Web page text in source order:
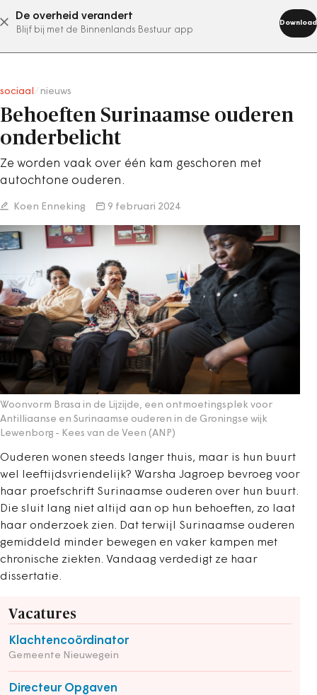
De overheid verandert
Blijf bij met de Binnenlands Bestuur app
Download
abonneer nu
sociaal nieuws
Behoeften Surinaamse ouderen
onderbelicht
Ze worden vaak over één kam geschoren met
autochtone ouderen.
Koen Enneking 9 februari 2024
Woonvorm Brasa in de Lijzijde, een ontmoetingsplek voor
Antilliaanse en Surinaamse ouderen in de Groningse wijk
Lewenborg - Kees van de Veen (ANP)
Ouderen wonen steeds langer thuis, maar is hun buurt
wel leeftijdsvriendelijk? Warsha Jagroep bevroeg voor
haar proefschrift Surinaamse ouderen over hun buurt.
Die sluit lang niet altijd aan op hun behoeften, zo laat
haar onderzoek zien. Dat terwijl Surinaamse ouderen
gemiddeld minder bewegen en vaker kampen met
chronische ziekten. Vandaag verdedigt ze haar
dissertatie.
Vacatures
Klachtencoördinator
Gemeente Nieuwegein
Directeur Opgaven